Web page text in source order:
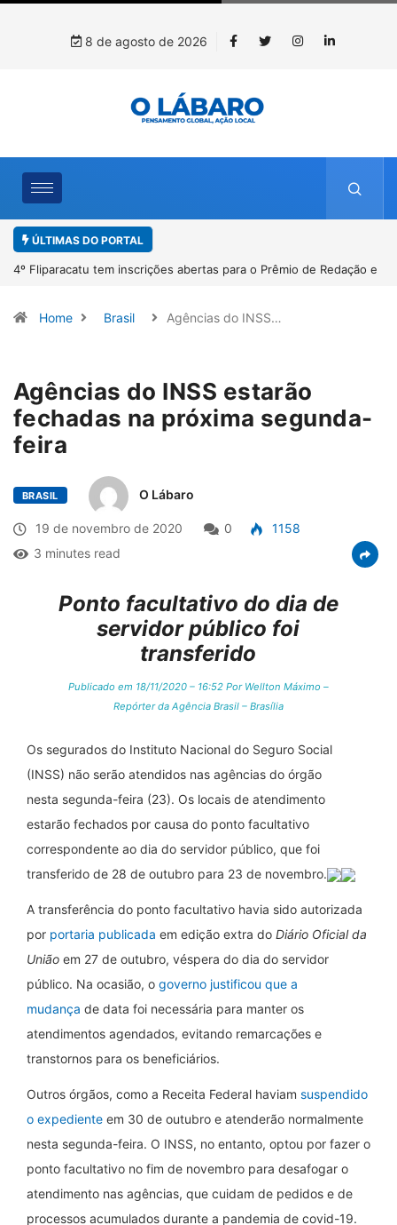
8 de agosto de 2026
ÚLTIMAS DO PORTAL
e Paracatu caminha pelos 20 anos da Lei Maria da Penha
Home Brasil Agências do INSS…
Agências do INSS estarão
fechadas na próxima segunda-
feira
BRASIL O Lábaro
19 de novembro de 2020 0
1158
3 minutes read
Ponto facultativo do dia de
servidor público foi
transferido
Publicado em 18/11/2020 – 16:52 Por Wellton Máximo –
Repórter da Agência Brasil – Brasília
Os segurados do Instituto Nacional do Seguro Social
(INSS) não serão atendidos nas agências do órgão
nesta segunda-feira (23). Os locais de atendimento
estarão fechados por causa do ponto facultativo
correspondente ao dia do servidor público, que foi
transferido de 28 de outubro para 23 de novembro.
A transferência do ponto facultativo havia sido autorizada
por portaria publicada em edição extra do Diário Oficial da
União em 27 de outubro, véspera do dia do servidor
público. Na ocasião, o governo justificou que a
mudança de data foi necessária para manter os
atendimentos agendados, evitando remarcações e
transtornos para os beneficiários.
Outros órgãos, como a Receita Federal haviam suspendido
o expediente em 30 de outubro e atenderão normalmente
nesta segunda-feira. O INSS, no entanto, optou por fazer o
ponto facultativo no fim de novembro para desafogar o
atendimento nas agências, que cuidam de pedidos e de
processos acumulados durante a pandemia de covid-19.